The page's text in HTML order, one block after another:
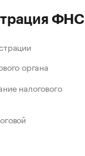
ФНС
органа
налогового